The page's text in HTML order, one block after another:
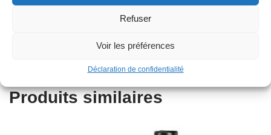
Refuser
Voir les préférences
Déclaration de confidentialité
Couleur : Noir
Produits similaires